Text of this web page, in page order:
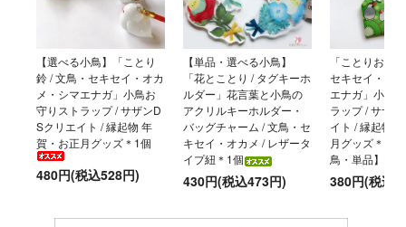
【選べる小鳥】「ことり
鈴 / 文鳥・セキセイ・オカ
メ・シマエナガ」小鳥お
守りストラップ / サザンD
Sクリエイト / 縁起物 年
賀・お正月グッズ＊1個
480円(税込528円)
【単品・選べる小鳥】
「花とことり / タグキーホ
ルダー」花言葉と小鳥の
アクリルキーホルダー・
バッグチャーム / 文鳥・セ
キセイ・オカメ / レザータ
イプ紐＊1個
430円(税込473円)
「ことりおま
セキセイ・オ
エナガ」小鳥
ラップ / サザ
イト / 縁起物
月グッズ＊【
鳥・単品】
380円(税込